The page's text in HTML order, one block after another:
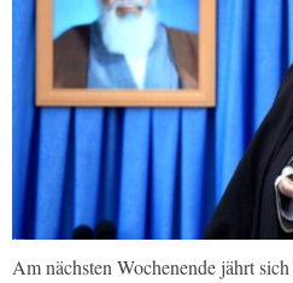
Am nächsten Wochenende jährt